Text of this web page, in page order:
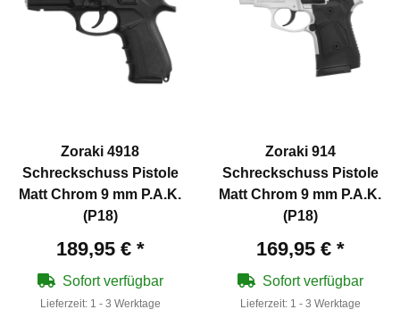
Zoraki 4918
Schreckschuss Pistole
Matt Chrom 9 mm P.A.K.
(P18)
189,95 € *
Sofort verfügbar
Lieferzeit: 1 - 3 Werktage
Zoraki 914
Schreckschuss Pistole
Matt Chrom 9 mm P.A.K.
(P18)
169,95 € *
Sofort verfügbar
Lieferzeit: 1 - 3 Werktage